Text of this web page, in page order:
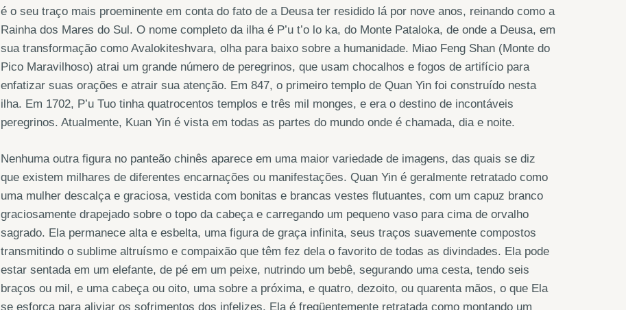
é o seu traço mais proeminente em conta do fato de a Deusa ter residido lá por nove anos, reinando como a
Rainha dos Mares do Sul. O nome completo da ilha é P’u t’o lo ka, do Monte Pataloka, de onde a Deusa, em
sua transformação como Avalokiteshvara, olha para baixo sobre a humanidade. Miao Feng Shan (Monte do
Pico Maravilhoso) atrai um grande número de peregrinos, que usam chocalhos e fogos de artifício para
enfatizar suas orações e atrair sua atenção. Em 847, o primeiro templo de Quan Yin foi construído nesta
ilha. Em 1702, P’u Tuo tinha quatrocentos templos e três mil monges, e era o destino de incontáveis ​​
peregrinos. Atualmente, Kuan Yin é vista em todas as partes do mundo onde é chamada, dia e noite.
Nenhuma outra figura no panteão chinês aparece em uma maior variedade de imagens, das quais se diz
que existem milhares de diferentes encarnações ou manifestações. Quan Yin é geralmente retratado como
uma mulher descalça e graciosa, vestida com bonitas e brancas vestes flutuantes, com um capuz branco
graciosamente drapejado sobre o topo da cabeça e carregando um pequeno vaso para cima de orvalho
sagrado. Ela permanece alta e esbelta, uma figura de graça infinita, seus traços suavemente compostos
transmitindo o sublime altruísmo e compaixão que têm fez dela o favorito de todas as divindades. Ela pode
estar sentada em um elefante, de pé em um peixe, nutrindo um bebê, segurando uma cesta, tendo seis
braços ou mil, e uma cabeça ou oito, uma sobre a próxima, e quatro, dezoito, ou quarenta mãos, o que Ela
se esforça para aliviar os sofrimentos dos infelizes. Ela é freqüentemente retratada como montando um